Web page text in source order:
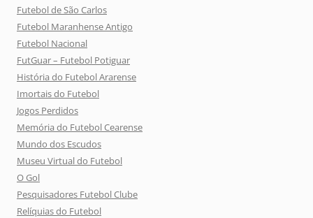
Futebol de São Carlos
Futebol Maranhense Antigo
Futebol Nacional
FutGuar – Futebol Potiguar
História do Futebol Ararense
Imortais do Futebol
Jogos Perdidos
Memória do Futebol Cearense
Mundo dos Escudos
Museu Virtual do Futebol
O Gol
Pesquisadores Futebol Clube
Relíquias do Futebol